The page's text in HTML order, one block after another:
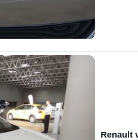
Renault